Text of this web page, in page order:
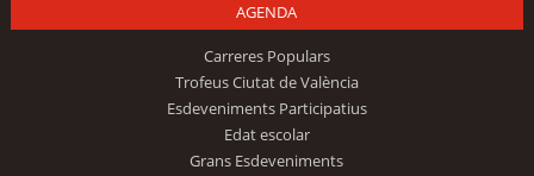
AGENDA
Carreres Populars
Trofeus Ciutat de València
Esdeveniments Participatius
Edat escolar
Grans Esdeveniments